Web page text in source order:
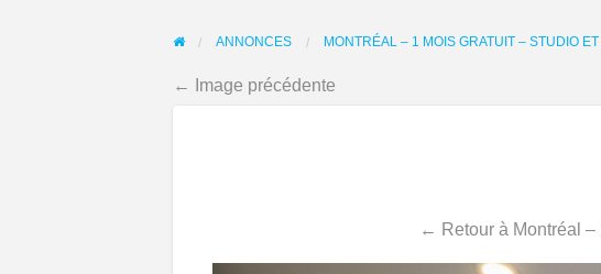
ANNONCES MONTRÉAL – 1 MOIS GRATUIT – STUDIO
← Image précédente
← Retour à Montréal –